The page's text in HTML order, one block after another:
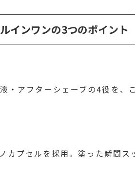
インワンの3つのポイント
・アフターシェーブの4役を、
カプセルを採用。塗った瞬間ス